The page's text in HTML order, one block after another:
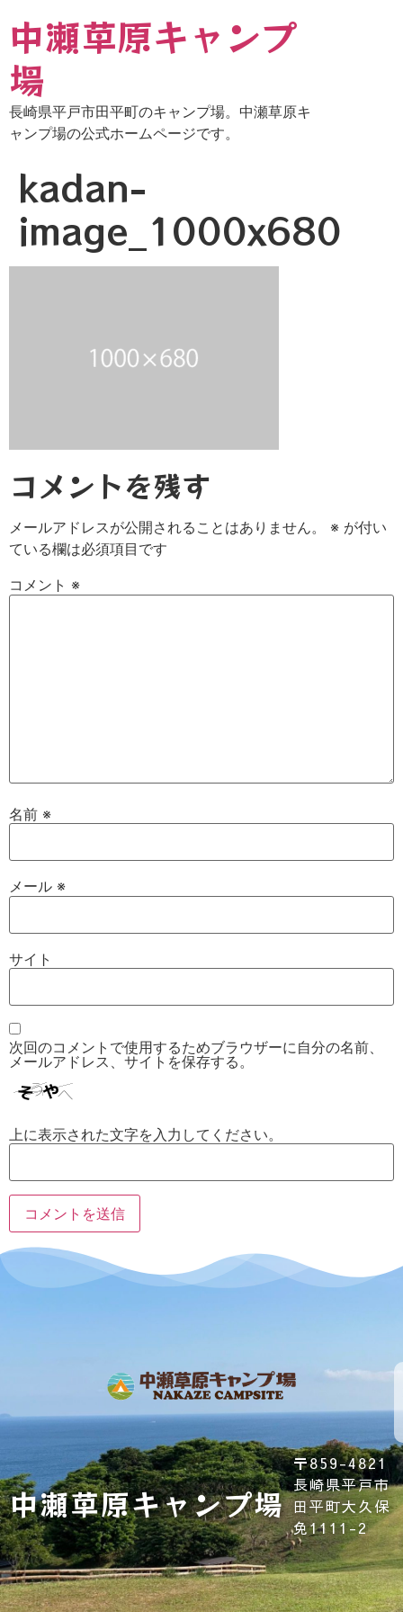
中瀬草原キャンプ
場
長崎県平戸市田平町のキャンプ場。中瀬草原キ
ャンプ場の公式ホームページです。
kadan-
image_1000x680
コメントを残す
メールアドレスが公開されることはありません。 ※ が付い
ている欄は必須項目です
コメント ※
名前 ※
メール ※
サイト
次回のコメントで使用するためブラウザーに自分の名前、
メールアドレス、サイトを保存する。
上に表示された文字を入力してください。
ム
利
規
会
概
ン
ポ
リ
シ
ー
イ
バ
ー
リ
シ
ー
中瀬草原キャンプ場
〒859-4821
長崎県平戸市
田平町大久保
免1111-2